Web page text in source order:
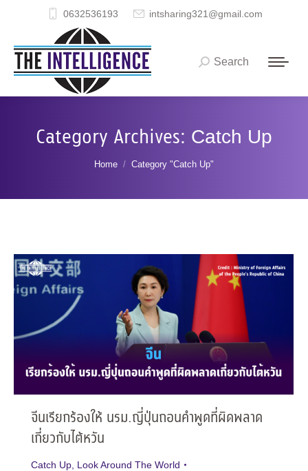
0632536193 intsharing321@gmail.com
Search:
Search
Category Archives: Catch Up
You are here:
Home Category "Catch Up"
จีนเรียกร้องให้ นรม.ญี่ปุ่นถอนคำพูดที่ผิดพลาด
เกี่ยวกับไต้หวัน
Catch Up Look Around The World